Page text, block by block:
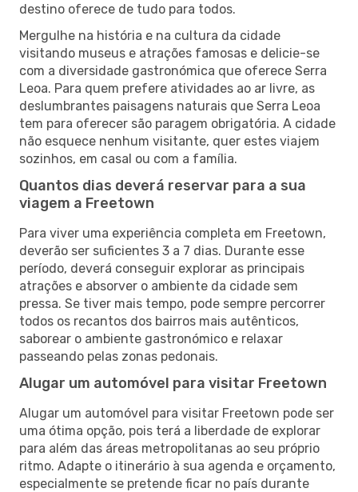
destino oferece de tudo para todos.
Mergulhe na história e na cultura da cidade
visitando museus e atrações famosas e delicie-se
com a diversidade gastronómica que oferece Serra
Leoa. Para quem prefere atividades ao ar livre, as
deslumbrantes paisagens naturais que Serra Leoa
tem para oferecer são paragem obrigatória. A cidade
não esquece nenhum visitante, quer estes viajem
sozinhos, em casal ou com a família.
Quantos dias deverá reservar para a sua
viagem a Freetown
Para viver uma experiência completa em Freetown,
deverão ser suficientes 3 a 7 dias. Durante esse
período, deverá conseguir explorar as principais
atrações e absorver o ambiente da cidade sem
pressa. Se tiver mais tempo, pode sempre percorrer
todos os recantos dos bairros mais autênticos,
saborear o ambiente gastronómico e relaxar
passeando pelas zonas pedonais.
Alugar um automóvel para visitar Freetown
Alugar um automóvel para visitar Freetown pode ser
uma ótima opção, pois terá a liberdade de explorar
para além das áreas metropolitanas ao seu próprio
ritmo. Adapte o itinerário à sua agenda e orçamento,
especialmente se pretende ficar no país durante